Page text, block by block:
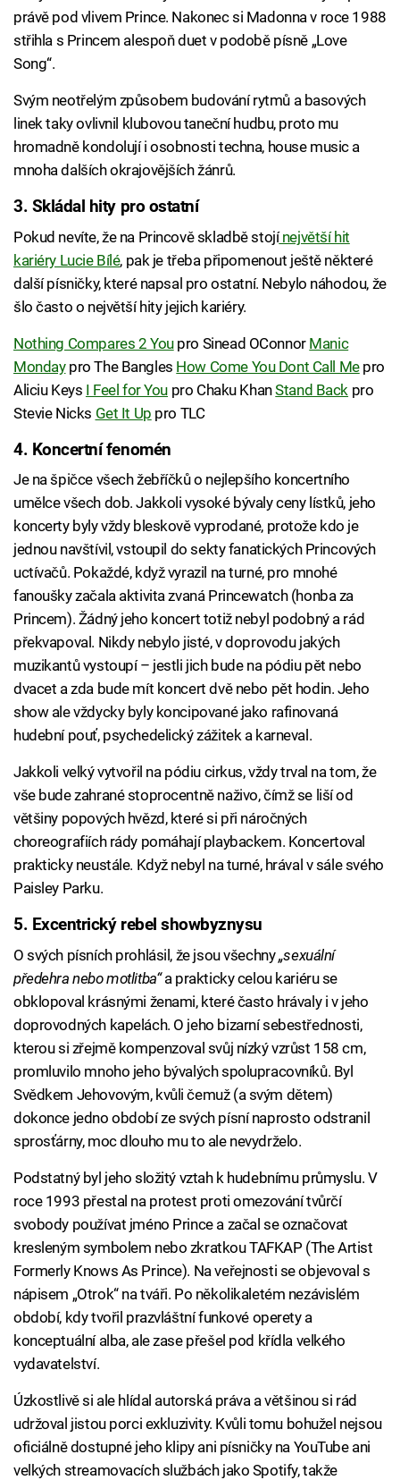
právě pod vlivem Prince. Nakonec si Madonna v roce 1988
střihla s Princem alespoň duet v podobě písně „Love
Song“.
Svým neotřelým způsobem budování rytmů a basových
linek taky ovlivnil klubovou taneční hudbu, proto mu
hromadně kondolují i osobnosti techna, house music a
mnoha dalších okrajovějších žánrů.
3. Skládal hity pro ostatní
Pokud nevíte, že na Princově skladbě stojínejvětší hit
kariéry Lucie Bílé, pak je třeba připomenout ještě některé
další písničky, které napsal pro ostatní. Nebylo náhodou, že
šlo často o největší hity jejich kariéry.
Nothing Compares 2 Youpro Sinead OConnor Manic
Mondaypro The Bangles How Come You Dont Call Mepro
Aliciu Keys I Feel for You pro Chaku KhanStand Back pro
Stevie Nicks Get It Up pro TLC
4. Koncertní fenomén
Je na špičce všech žebříčků o nejlepšího koncertního
umělce všech dob. Jakkoli vysoké bývaly ceny lístků, jeho
koncerty byly vždy bleskově vyprodané, protože kdo je
jednou navštívil, vstoupil do sekty fanatických Princových
uctívačů. Pokaždé, když vyrazil na turné, pro mnohé
fanoušky začala aktivita zvaná Princewatch (honba za
Princem). Žádný jeho koncert totiž nebyl podobný a rád
překvapoval. Nikdy nebylo jisté, v doprovodu jakých
muzikantů vystoupí – jestli jich bude na pódiu pět nebo
dvacet a zda bude mít koncert dvě nebo pět hodin. Jeho
show ale vždycky byly koncipované jako rafinovaná
hudební pouť, psychedelický zážitek a karneval.
Jakkoli velký vytvořil na pódiu cirkus, vždy trval na tom, že
vše bude zahrané stoprocentně naživo, čímž se liší od
většiny popových hvězd, které si při náročných
choreografiích rády pomáhají playbackem. Koncertoval
prakticky neustále. Když nebyl na turné, hrával v sále svého
Paisley Parku.
5. Excentrický rebel showbyznysu
O svých písních prohlásil, že jsou všechny„sexuální
předehra nebo motlitba“a prakticky celou kariéru se
obklopoval krásnými ženami, které často hrávaly i v jeho
doprovodných kapelách. O jeho bizarní sebestřednosti,
kterou si zřejmě kompenzoval svůj nízký vzrůst 158 cm,
promluvilo mnoho jeho bývalých spolupracovníků. Byl
Svědkem Jehovovým, kvůli čemuž (a svým dětem)
dokonce jedno období ze svých písní naprosto odstranil
sprosťárny, moc dlouho mu to ale nevydrželo.
Podstatný byl jeho složitý vztah k hudebnímu průmyslu. V
roce 1993 přestal na protest proti omezování tvůrčí
svobody používat jméno Prince a začal se označovat
kresleným symbolem nebo zkratkou TAFKAP (The Artist
Formerly Knows As Prince). Na veřejnosti se objevoval s
nápisem „Otrok“ na tváři. Po několikaletém nezávislém
období, kdy tvořil prazvláštní funkové operety a
konceptuální alba, ale zase přešel pod křídla velkého
vydavatelství.
Úzkostlivě si ale hlídal autorská práva a většinou si rád
udržoval jistou porci exkluzivity. Kvůli tomu bohužel nejsou
oficiálně dostupné jeho klipy ani písničky na YouTube ani
velkých streamovacích službách jako Spotify, takže